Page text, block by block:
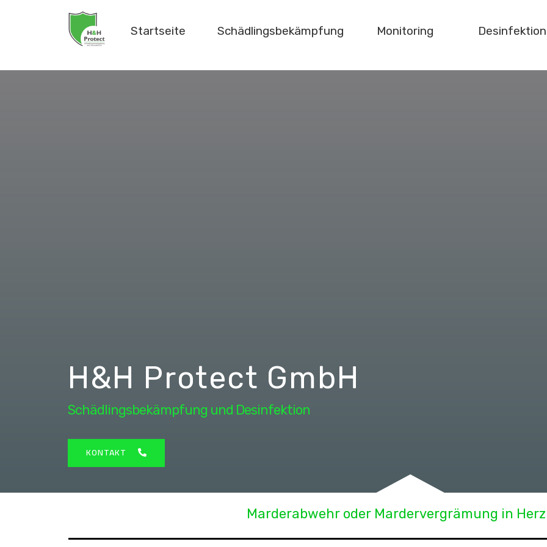
Startseite Schädlingsbekämpfung Monitoring Desinfektion
H&H Protect GmbH
Schädlingsbekämpfung und Desinfektion
KONTAKT
Marderabwehr oder Mardervergrämung in